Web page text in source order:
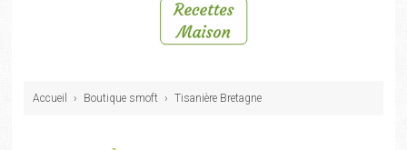
Accueil › Boutique smoft › Tisanière Bretagne